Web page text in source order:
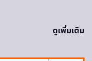
ดูเพิ่มเติม